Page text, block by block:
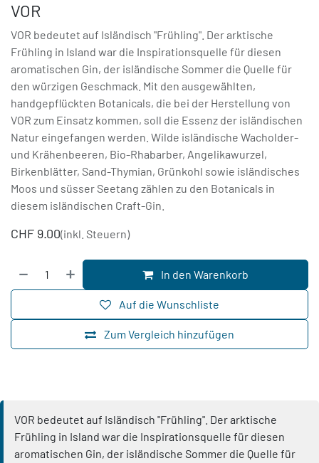
VOR
VOR bedeutet auf Isländisch "Frühling". Der arktische
Frühling in Island war die Inspirationsquelle für diesen
aromatischen Gin, der isländische Sommer die Quelle für
den würzigen Geschmack. Mit den ausgewählten,
handgepflückten Botanicals, die bei der Herstellung von
VOR zum Einsatz kommen, soll die Essenz der isländischen
Natur eingefangen werden. Wilde isländische Wacholder-
und Krähenbeeren, Bio-Rhabarber, Angelikawurzel,
Birkenblätter, Sand-Thymian, Grünkohl sowie isländisches
Moos und süsser Seetang zählen zu den Botanicals in
diesem isländischen Craft-Gin.
CHF 9.00(inkl. Steuern)
In den Warenkorb
Zum Vergleich hinzufügen
Auf die Wunschliste
VOR bedeutet auf Isländisch "Frühling". Der arktische
Frühling in Island war die Inspirationsquelle für diesen
aromatischen Gin, der isländische Sommer die Quelle für